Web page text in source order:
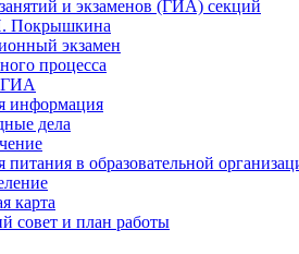
и экзаменов (ГИА) секций
экзамен
процесса
ГИА
информация
дела
питания в образовательной
карта
совет и план работы